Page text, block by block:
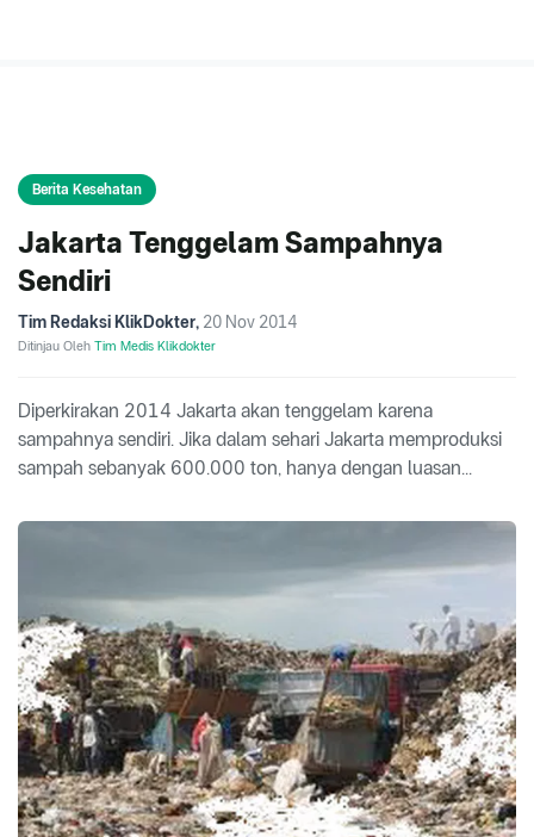
Berita Kesehatan
Jakarta Tenggelam Sampahnya
Sendiri
Tim Redaksi KlikDokter, 20 Nov 2014
Ditinjau Oleh Tim Medis Klikdokter
Diperkirakan 2014 Jakarta akan tenggelam karena
sampahnya sendiri. Jika dalam sehari Jakarta memproduksi
sampah sebanyak 600.000 ton, hanya dengan luasan...